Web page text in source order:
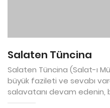
Salaten Tüncina
Salaten Tüncina (Salat-ı
büyük fazileti ve sevabı
salavatanı devam edenin,